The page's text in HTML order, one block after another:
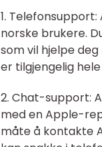
1.
norske brukere.
som vil hjelpe
er tilgjengelig
2. Chat-support:
med en Apple-
måte å kontakte